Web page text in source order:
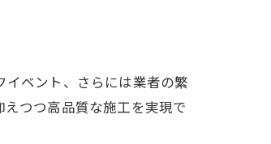
ベント、さらには業者の繁
つつ高品質な施工を実現で